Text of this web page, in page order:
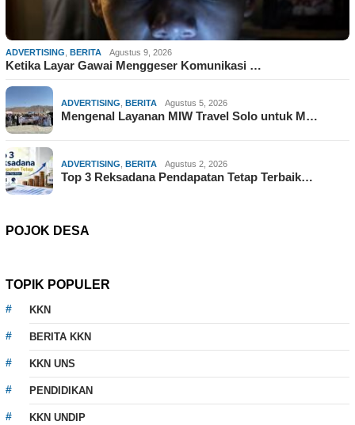
ADVERTISING, BERITA Agustus 9, 2026
Ketika Layar Gawai Menggeser Komunikasi …
ADVERTISING, BERITA Agustus 5, 2026
Mengenal Layanan MIW Travel Solo untuk M…
ADVERTISING, BERITA Agustus 2, 2026
Top 3 Reksadana Pendapatan Tetap Terbaik…
POJOK DESA
TOPIK POPULER
KKN
BERITA KKN
KKN UNS
PENDIDIKAN
KKN UNDIP